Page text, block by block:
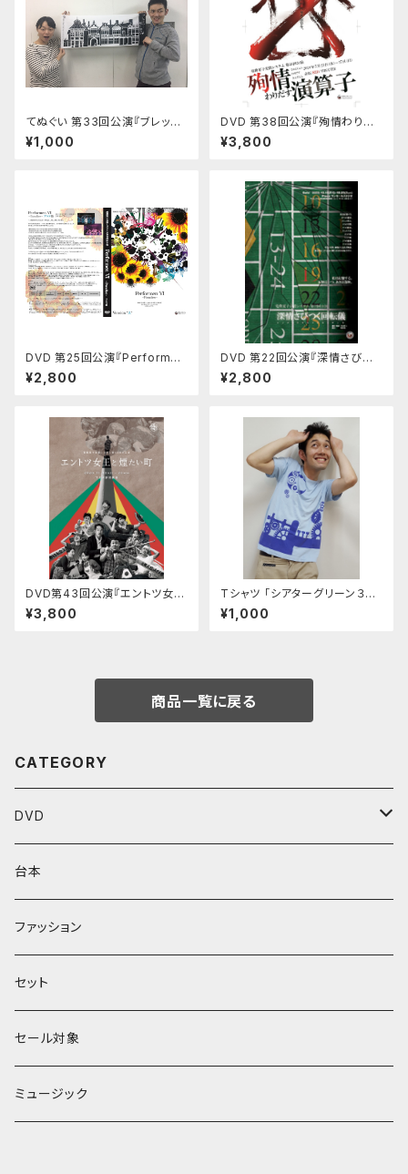
てぬぐい 第33回公演『ブレッチ
リーの啼かない鵞鳥たち』
¥1,000
DVD 第38回公演『殉情わりだ
す演算子』
¥3,800
DVD 第25回公演『Performen
VI~Paradiso~』（アルテ編）
¥2,800
DVD 第22回公演『深情さびつく
回転儀』
¥2,800
DVD第43回公演『エントツ女王
と煙たい町』
¥3,800
Tシャツ 「シアターグリーン３劇
場連動企画」ライトブルー
¥1,000
商品一覧に戻る
CATEGORY
DVD
Performenシリーズ
館シリーズ
ЖeНoрмаnシリーズ
台本
ファッション
セット
セール対象
ミュージック